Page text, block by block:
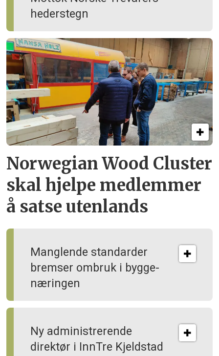
hederstegn
Norwegian Wood Cluster
skal hjelpe medlemmer
å satse utenlands
Manglende standarder
bremser ombruk i bygge­
næringen
Ny administrerende
direktør i InnTre Kjeldstad